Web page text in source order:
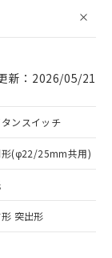
新：2026/05/21
ンスイッチ
形(φ22/25mm共用)
突出形